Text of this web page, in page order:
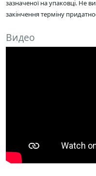
зазначеної на упаковці. Не
закінчення терміну
Видео